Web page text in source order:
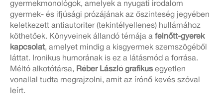
gyermekmonológok, amelyek a nyugati irodalom
gyermek- és ifjúsági prózájának az őszinteség jegyében
keletkezett antiautoriter (tekintélyellenes) hullámához
köthetőek. Könyveinek állandó témája a felnőtt-gyerek
kapcsolat, amelyet mindig a kisgyermek szemszögéből
láttat. Ironikus humorának is ez a látásmód a forrása.
Méltó alkotótársa, Réber László grafikus egyetlen
vonallal tudta megrajzolni, amit az írónő kevés szóval
leírt.